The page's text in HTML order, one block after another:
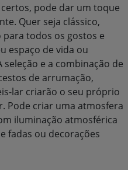
pode dar um toque
Quer seja clássico,
todos os gostos e
espaço de vida ou
e a combinação de
de arrumação,
lar criarão o seu próprio
Pode criar uma atmosfera
iluminação atmosférica
fadas ou decorações